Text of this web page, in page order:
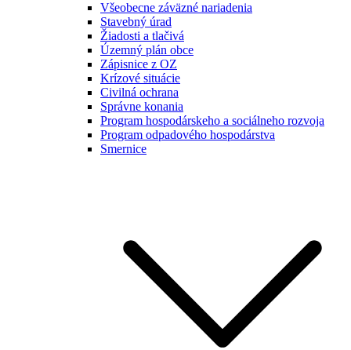
Všeobecne záväzné nariadenia
Stavebný úrad
Žiadosti a tlačivá
Územný plán obce
Zápisnice z OZ
Krízové situácie
Civilná ochrana
Správne konania
Program hospodárskeho a sociálneho rozvoja
Program odpadového hospodárstva
Smernice